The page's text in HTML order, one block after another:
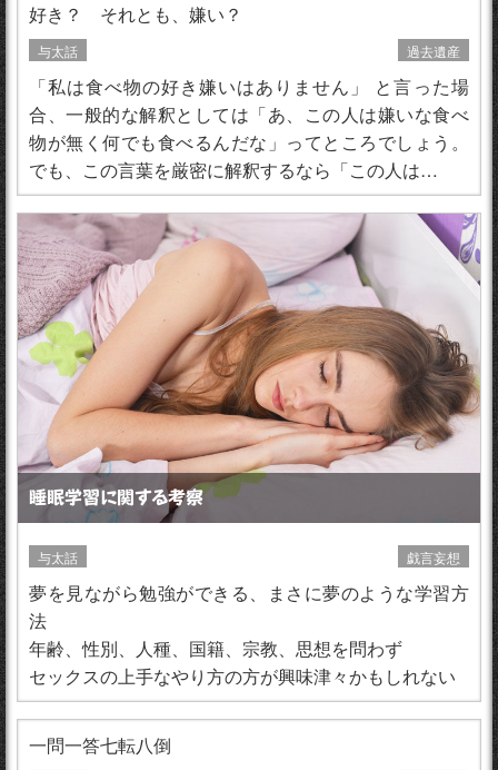
好き？ それとも、嫌い？
与太話 過去遺産
「私は食べ物の好き嫌いはありません」 と言った場
合、一般的な解釈としては「あ、この人は嫌いな食べ
物が無く何でも食べるんだな」ってところでしょう。
でも、この言葉を厳密に解釈するなら「この人は…
睡眠学習に関する考察
与太話 戯言妄想
夢を見ながら勉強ができる、まさに夢のような学習方
法
年齢、性別、人種、国籍、宗教、思想を問わず
セックスの上手なやり方の方が興味津々かもしれない
一問一答七転八倒